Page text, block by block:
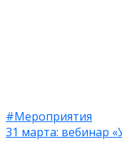
#Мероприятия
31 марта: вебинар